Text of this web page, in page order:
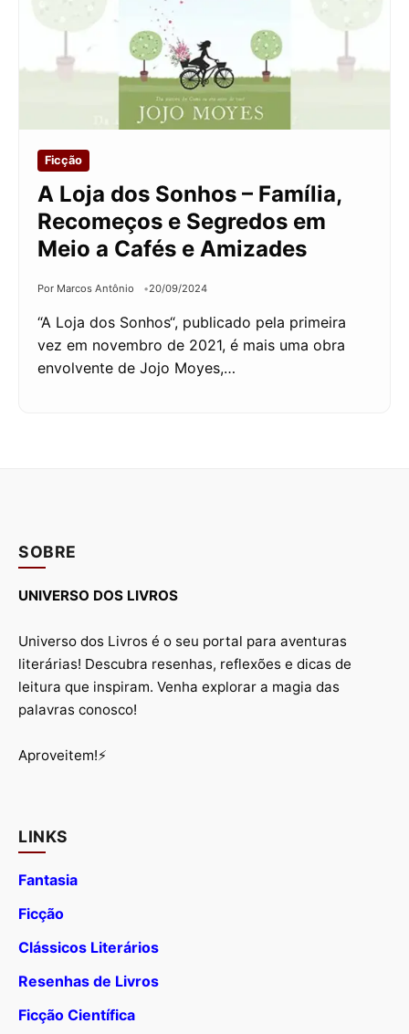
Ficção
A Loja dos Sonhos – Família,
Recomeços e Segredos em
Meio a Cafés e Amizades
Por Marcos Antônio 20/09/2024
“A Loja dos Sonhos“, publicado pela primeira
vez em novembro de 2021, é mais uma obra
envolvente de Jojo Moyes,…
SOBRE
UNIVERSO DOS LIVROS
Universo dos Livros é o seu portal para aventuras
literárias! Descubra resenhas, reflexões e dicas de
leitura que inspiram. Venha explorar a magia das
palavras conosco!
Aproveitem!⚡
LINKS
Fantasia
Ficção
Clássicos Literários
Resenhas de Livros
Ficção Científica